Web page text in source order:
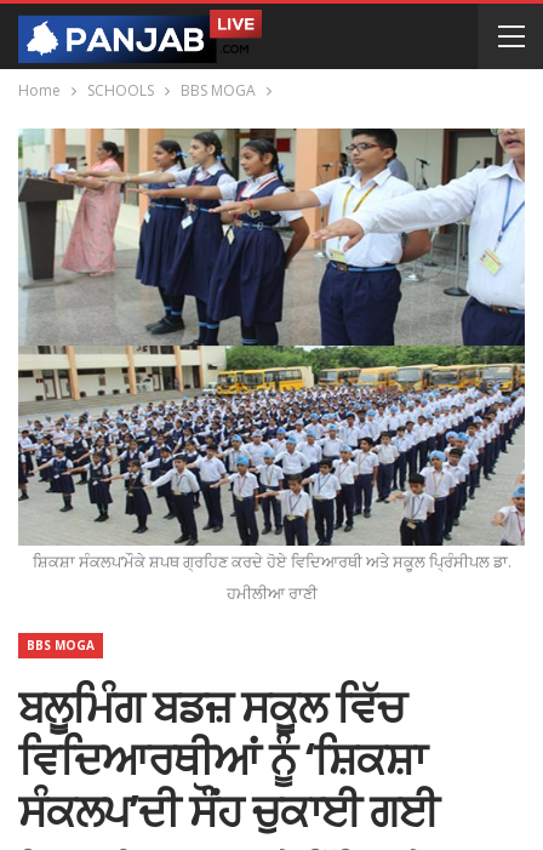
Home SCHOOLS BBS MOGA
ਸ਼ਿਕਸ਼ਾ ਸੰਕਲਪ’ਮੌਕੇ ਸ਼ਪਥ ਗ੍ਰਹਿਣ ਕਰਦੇ ਹੋਏ ਵਿਦਿਆਰਥੀ ਅਤੇ ਸਕੂਲ ਪ੍ਰਿੰਸੀਪਲ ਡਾ.
ਹਮੀਲੀਆ ਰਾਣੀ
BBS MOGA
ਬਲੂਮਿੰਗ ਬਡਜ਼ ਸਕੂਲ ਵਿੱਚ
ਵਿਦਿਆਰਥੀਆਂ ਨੂੰ ‘ਸ਼ਿਕਸ਼ਾ
ਸੰਕਲਪ’ਦੀ ਸੌਂਹ ਚੁਕਾਈ ਗਈ